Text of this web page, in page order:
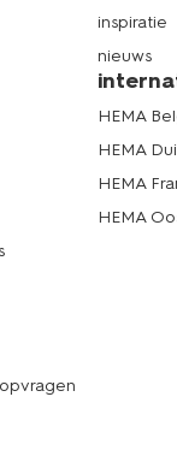
inspiratie
nieuws
HEMA
HEMA
HEMA
HEMA